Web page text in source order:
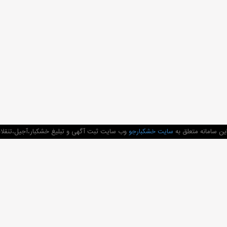
سامانه متعلق به سایت خشکبارجووب سایت ثبت آگهی و تبلیغ